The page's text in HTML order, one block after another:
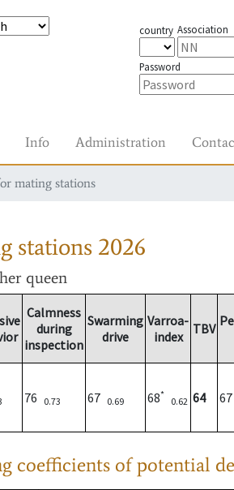
country Association
Password
Info Administration
mating stations
stations 2026
queen
Calmness
during
inspection
Swarming
drive
Varroa-
index
TBV
76 0.73 67 0.69 68*
0.62 64 67
coefficients of potential